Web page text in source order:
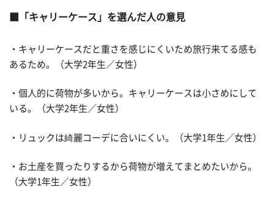
「キャリーケース」を選んだ人の意見
・キャリーケースだと重さを感じにくいため旅行来てる感も
あるため。（大学2年生／女性）
・個人的に荷物が多いから。キャリーケースは小さめにして
いる。（大学2年生／女性）
・リュックは綺麗コーデに合いにくい。（大学1年生／女性）
・お土産を買ったりするから荷物が増えてまとめたいから。
（大学1年生／女性）